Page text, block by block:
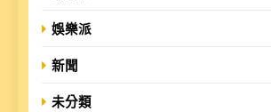
娛樂派
新聞
未分類